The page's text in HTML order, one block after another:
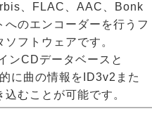
、FLAC、AAC、Bonk
のエンコーダーを行うフ
フトウェアです。
ンCDデータベースと
に曲の情報をID3v2また
むことが可能です。